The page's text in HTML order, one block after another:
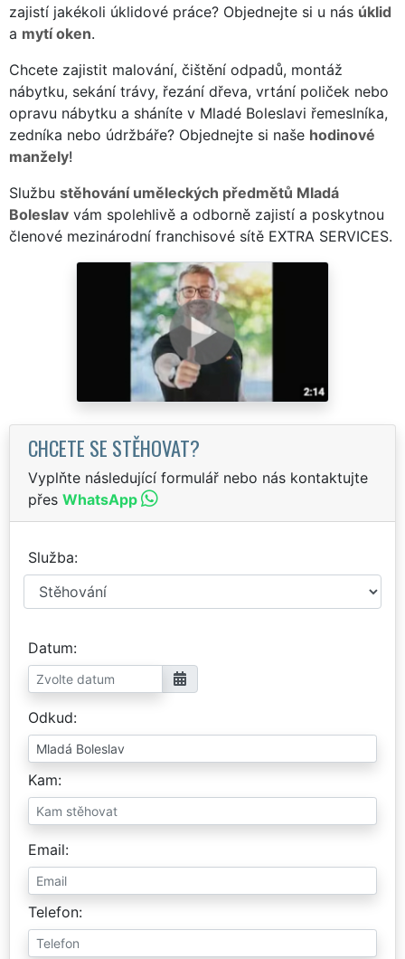
zajistí jakékoli úklidové práce? Objednejte si u nás úklid
a mytí oken.
Chcete zajistit malování, čištění odpadů, montáž
nábytku, sekání trávy, řezání dřeva, vrtání poliček nebo
opravu nábytku a sháníte v Mladé Boleslavi řemeslníka,
zedníka nebo údržbáře? Objednejte si naše hodinové
manžely!
Službu stěhování uměleckých předmětů Mladá
Boleslav vám spolehlivě a odborně zajistí a poskytnou
členové mezinárodní franchisové sítě EXTRA SERVICES.
CHCETE SE STĚHOVAT?
Vyplňte následující formulář nebo nás kontaktujte
přes WhatsApp
Služba
Datum
Odkud
Kam
Email
Telefon